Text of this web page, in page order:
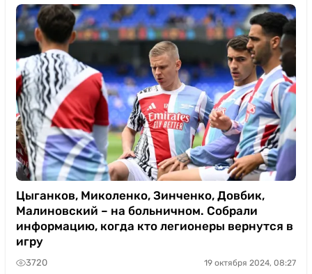
Цыганков, Миколенко, Зинченко, Довбик,
Малиновский – на больничном. Собрали
информацию, когда кто легионеры вернутся в
игру
3720 19 октября 2024, 08:27